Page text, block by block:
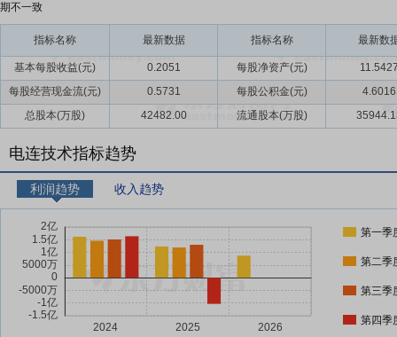
期不一致
指标名称 最新数据 指标名称 最新数
基本每股收益(元) 0.2051 每股净资产(元)
每股经营现金流(元)
0.5731 每股公积金(元)
4.6016
总股本(万股)
42482.00 流通股本(万股)
电连技术指标趋势
利润趋势 收入趋势
第一季
第二季
第三季
第四季